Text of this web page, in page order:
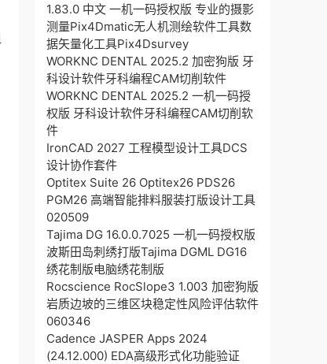
1.83.0 中文 一机一码授权版 专业的摄影
测量Pix4Dmatic无人机测绘软件工具数
据矢量化工具Pix4Dsurvey
WORKNC DENTAL 2025.2 加密狗版 牙
科设计软件牙科编程CAM切削软件
WORKNC DENTAL 2025.2 一机一码授
权版 牙科设计软件牙科编程CAM切削软
件
IronCAD 2027 工程模型设计工具DCS
设计协作套件
Optitex Suite 26 Optitex26 PDS26
PGM26 高端智能排料服装打版设计工具
020509
Tajima DG 16.0.0.7025 一机一码授权版
波斯田岛刺绣打版Tajima DGML DG16
绣花制版电脑绣花制版
Rocscience RocSlope3 1.003 加密狗版
岩质边坡的三维区块稳定性风险评估软件
060346
Cadence JASPER Apps 2024
(24.12.000) EDA高级形式化功能验证